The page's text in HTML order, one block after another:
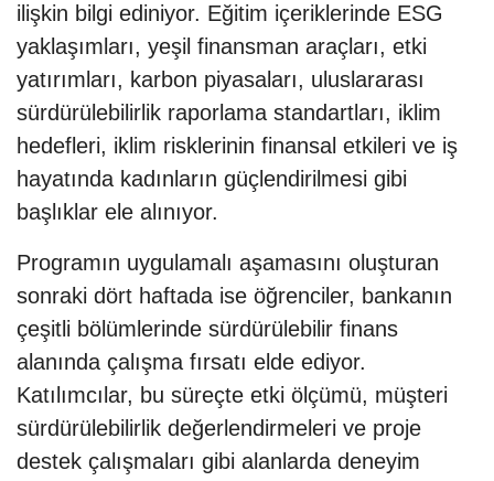
ilişkin bilgi ediniyor. Eğitim içeriklerinde ESG
yaklaşımları, yeşil finansman araçları, etki
yatırımları, karbon piyasaları, uluslararası
sürdürülebilirlik raporlama standartları, iklim
hedefleri, iklim risklerinin finansal etkileri ve iş
hayatında kadınların güçlendirilmesi gibi
başlıklar ele alınıyor.
Programın uygulamalı aşamasını oluşturan
sonraki dört haftada ise öğrenciler, bankanın
çeşitli bölümlerinde sürdürülebilir finans
alanında çalışma fırsatı elde ediyor.
Katılımcılar, bu süreçte etki ölçümü, müşteri
sürdürülebilirlik değerlendirmeleri ve proje
destek çalışmaları gibi alanlarda deneyim